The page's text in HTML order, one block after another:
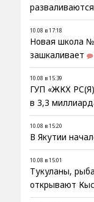
разваливаются
10.08 в 17:18
Новая школа
зашкаливает
10.08 в 15:39
ГУП «ЖКХ
в 3,3
10.08 в 15:20
В Якутии
10.08 в 15:01
Тукуланы,
открывают